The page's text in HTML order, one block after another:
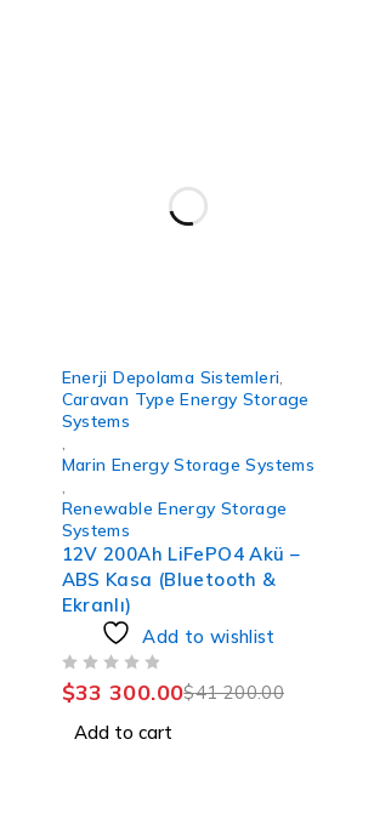
Enerji Depolama Sistemleri,
Caravan Type Energy Storage
Systems
,
Marin Energy Storage Systems
,
Renewable Energy Storage
Systems
12V 200Ah LiFePO4 Akü –
ABS Kasa (Bluetooth &
Ekranlı)
Add to wishlist
$41 200.00
$33 300.00
Add to cart